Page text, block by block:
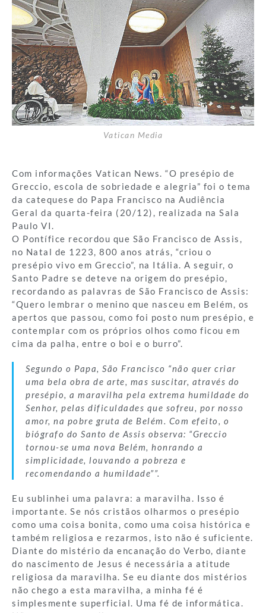
Vatican Media
Com informações Vatican News. “O presépio de
Greccio, escola de sobriedade e alegria” foi o tema
da catequese do Papa Francisco na Audiência
Geral da quarta-feira (20/12), realizada na Sala
Paulo VI.
O Pontífice recordou que São Francisco de Assis,
no Natal de 1223, 800 anos atrás, “criou o
presépio vivo em Greccio”, na Itália. A seguir, o
Santo Padre se deteve na origem do presépio,
recordando as palavras de São Francisco de Assis:
“Quero lembrar o menino que nasceu em Belém, os
apertos que passou, como foi posto num presépio, e
contemplar com os próprios olhos como ficou em
cima da palha, entre o boi e o burro”.
Segundo o Papa, São Francisco “não quer criar
uma bela obra de arte, mas suscitar, através do
presépio, a maravilha pela extrema humildade do
Senhor, pelas dificuldades que sofreu, por nosso
amor, na pobre gruta de Belém. Com efeito, o
biógrafo do Santo de Assis observa: “Greccio
tornou-se uma nova Belém, honrando a
simplicidade, louvando a pobreza e
recomendando a humildade””.
Eu sublinhei uma palavra: a maravilha. Isso é
importante. Se nós cristãos olharmos o presépio
como uma coisa bonita, como uma coisa histórica e
também religiosa e rezarmos, isto não é suficiente.
Diante do mistério da encanação do Verbo, diante
do nascimento de Jesus é necessária a atitude
religiosa da maravilha. Se eu diante dos mistérios
não chego a esta maravilha, a minha fé é
simplesmente superficial. Uma fé de informática.